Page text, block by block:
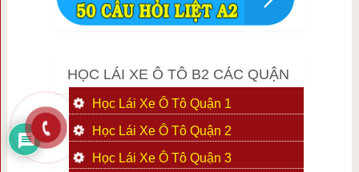
HỌC LÁI XE Ô TÔ B2 CÁC QUẬN
Học Lái Xe Ô Tô Quận 1
Học Lái Xe Ô Tô Quận 2
Học Lái Xe Ô Tô Quận 3